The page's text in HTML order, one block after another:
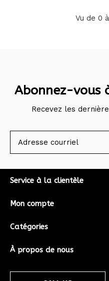
Vu de 0
Abonnez-vous
Recevez les
Service à la clientèle
Mon compte
Catégories
À propos de nous